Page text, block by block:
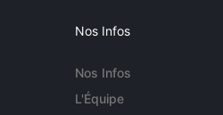
Nos Infos
Nos Infos
L'Équipe